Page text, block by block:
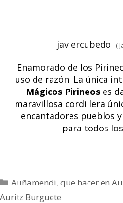
javiercubedo (
Enamorado de los
uso de razón. La única
Mágicos Pirineos es
maravillosa cordillera
encantadores pueblos
para todos
Auñamendi,que hacer en
Auritz Burguete